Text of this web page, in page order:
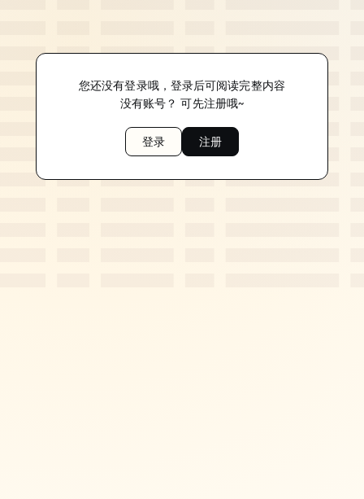
您还没有登录哦，登录后可阅读完整内容
没有账号？ 可先注册哦~
登录 注册